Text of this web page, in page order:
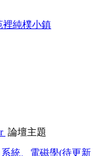
區以
的想
的規
爭議
產生
裡純樸小鎮
論壇主題
統、電磁學(待更新